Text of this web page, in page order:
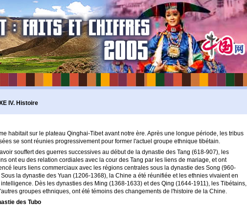
IV. Histoire
habitait sur le plateau Qinghai-Tibet avant notre ère. Après une longue période, les tribus
se sont réunies progressivement pour former l'actuel groupe ethnique tibétain.
souffert des guerres successives au début de la dynastie des Tang (618-907), les
ont eu des relation cordiales avec la cour des Tang par les liens de mariage, et ont
leurs liens commerciaux avec les régions centrales sous la dynastie des Song (960-
Sous la dynastie des Yuan (1206-1368), la Chine a été réunifiée et les ethnies vivaient en
Dès les dynasties des Ming (1368-1633) et des Qing (1644-1911), les Tibétains,
groupes ethniques, ont été témoins des changements de l'histoire de la Chine.
des Tubo